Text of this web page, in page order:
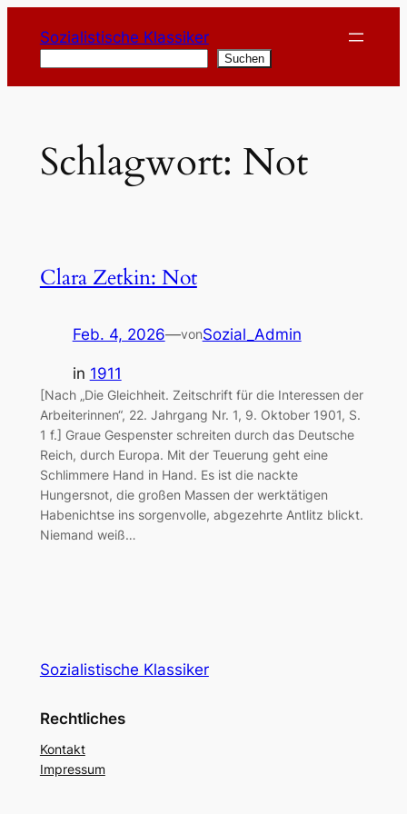
Inhalt
springen
Sozialistische Klassiker
Suchen
Schlagwort: Not
Clara Zetkin: Not
Feb. 4, 2026—vonSozial_Admin
in 1911
[Nach „Die Gleichheit. Zeitschrift für die Interessen der
Arbeiterinnen“, 22. Jahrgang Nr. 1, 9. Oktober 1901, S.
1 f.] Graue Gespenster schreiten durch das Deutsche
Reich, durch Europa. Mit der Teuerung geht eine
Schlimmere Hand in Hand. Es ist die nackte
Hungersnot, die großen Massen der werktätigen
Habenichtse ins sorgenvolle, abgezehrte Antlitz blickt.
Niemand weiß…
Sozialistische Klassiker
Rechtliches
Kontakt
Impressum